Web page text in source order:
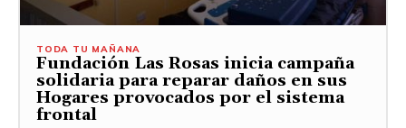
TODA TU MAÑANA
Fundación Las Rosas inicia campaña
solidaria para reparar daños en sus
Hogares provocados por el sistema
frontal